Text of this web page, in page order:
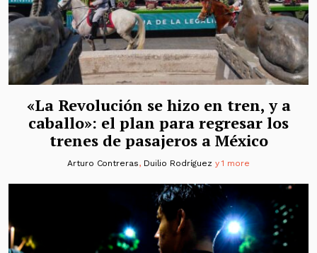
«La Revolución se hizo en tren, y a
caballo»: el plan para regresar los
trenes de pasajeros a México
Arturo Contreras, Duilio Rodríguez y 1 more